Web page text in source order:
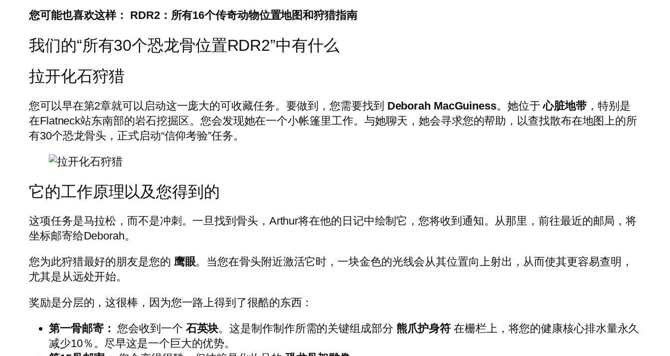
您可能也喜欢这样： RDR2：所有16个传奇动物位置地图和狩猎指南
我们的“所有30个恐龙骨位置RDR2”中有什么
拉开化石狩猎
您可以早在第2章就可以启动这一庞大的可收藏任务。要做到，您需要找到 Deborah MacGuiness。她位于心脏地带，特别是
在Flatneck站东南部的岩石挖掘区。您会发现她在一个小帐篷里工作。与她聊天，她会寻求您的帮助，以查找散布在地图上的所
有30个恐龙骨头，正式启动“信仰考验”任务。
它的工作原理以及您得到的
这项任务是马拉松，而不是冲刺。一旦找到骨头，Arthur将在他的日记中绘制它，您将收到通知。从那里，前往最近的邮局，将
坐标邮寄给Deborah。
您为此狩猎最好的朋友是您的 鹰眼。当您在骨头附近激活它时，一块金色的光线会从其位置向上射出，从而使其更容易查明，
尤其是从远处开始。
奖励是分层的，这很棒，因为您一路上得到了很酷的东西：
第一骨邮寄： 您会收到一个 石英块。这是制作制作所需的关键组成部分 熊爪护身符 在栅栏上，将您的健康核心排水量永久
减少10％。尽早这是一个巨大的优势。